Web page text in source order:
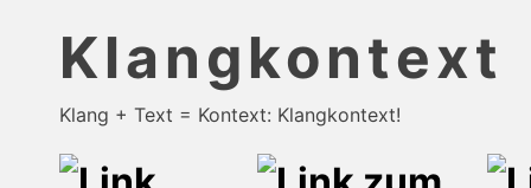
Klangkontext
Klang + Text = Kontext: Klangkontext!